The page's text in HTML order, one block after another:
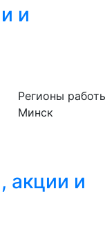
и
Регионы
Минск
акции и